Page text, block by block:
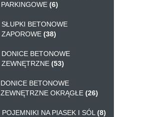
PARKINGOWE (6)
SŁUPKI BETONOWE
ZAPOROWE (38)
DONICE BETONOWE
ZEWNĘTRZNE (53)
DONICE BETONOWE
ZEWNĘTRZNE OKRĄGŁE(26)
POJEMNIKI NA PIASEK I SÓL (8)